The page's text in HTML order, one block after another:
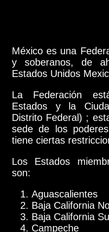
México es una
y soberanos, de
Estados Unidos
La Federación
Estados y la
Distrito Federal) ;
sede de los
tiene ciertas
Los Estados
son:
Aguascalientes
Baja California
Baja California
Campeche